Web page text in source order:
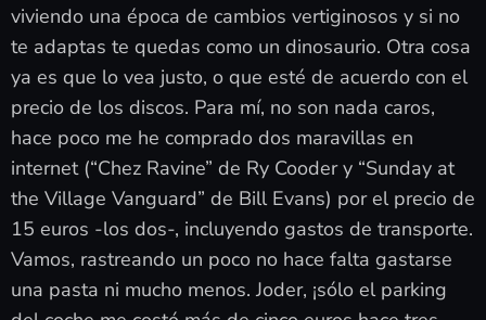
viviendo una época de cambios vertiginosos y si no
te adaptas te quedas como un dinosaurio. Otra cosa
ya es que lo vea justo, o que esté de acuerdo con el
precio de los discos. Para mí, no son nada caros,
hace poco me he comprado dos maravillas en
internet (“Chez Ravine” de Ry Cooder y “Sunday at
the Village Vanguard” de Bill Evans) por el precio de
15 euros -los dos-, incluyendo gastos de transporte.
Vamos, rastreando un poco no hace falta gastarse
una pasta ni mucho menos. Joder, ¡sólo el parking